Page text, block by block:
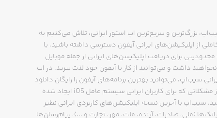
Copyright © 2016 PlanetArt, LLC.
بزرگ‌ترین و سریع‌ترین اپ استور ایرانی، تلاش می‌کنیم به
از اپلیکیشن‌های ایرانی آیفون دسترسی داشته باشید. با
برای دریافت اپلیکیشن‌های ایرانی از جمله موبایل
داشت و می‌توانید از کار با آیفون خود لذت ببرید. در اپ
سیب‌اپ، می‌توانید بهترین برنامه‌های آیفون را رایگان دانلود
کنید و از مشکلاتی که برای کاربران ایرانی سیستم عامل iOS ایجاد شده
سیب‌اپ با آخرین نسخه اپلیکیشن‌های کاربردی ایرانی نظیر
(ملی، صادرات، آینده، ملت، مهر، تجارت و ...)، پیام‌رسان‌ها